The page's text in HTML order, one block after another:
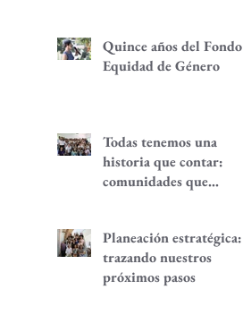
mujeres y alternativas
económicas
Quince años del Fondo
Equidad de Género
Todas tenemos una
historia que contar:
comunidades que
Planeación estratégica:
trazando nuestros
próximos pasos